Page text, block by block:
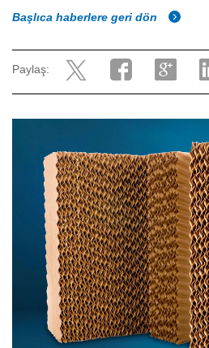
Başlıca haberlere geri dön
Paylaş: